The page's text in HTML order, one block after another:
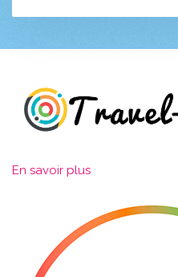
En savoir plus